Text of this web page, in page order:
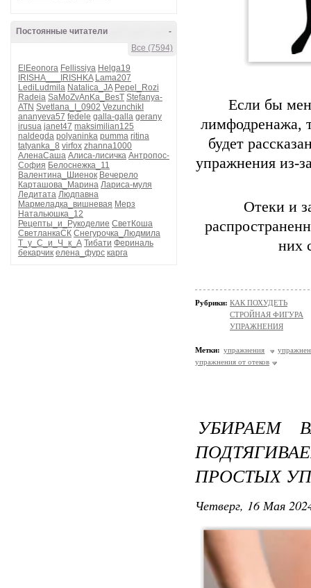
-
Постоянные читатели
Все (7594)
ElEeonora Fellissiya Helga19
IRISHA___IRISHKA Lama207
LediLudmila Natalica_JA Pepel_Rozi
Radeia SaMoZvAnKa_BesT Stefanya-
ATN Svetlana_I_0902 VezunchikI
ananyeva57 fedele galla-galla gerany
irusua janet47 maksimilian125
naldegda polyaninka pumma ritina
tatyanka_8 virfox zhanna1000
АленаСаша Алиса-лисичка Антропос-
София Белоснежка_11
Валентина_Шиенок Вечерело
Карташова_Марина Лариса-муля
Ледитата Людпавна
Мармеладка_вишневая Мерз
Натальюшка_12
Рецепты_и_Рукоделие СветКоша
СветланкаСК Снегурочка_Людмила
Т_у_С_и_Ч_к_А Тибати Фериналь
бекарчик елена_фурс карга
Если бы
лимфодренажа,
будет
упражнения из-
Отеки и
них
Рубрики: КАК ПОХУДЕТЬ
СТРОЙНАЯ ФИГУРА
УПРАЖНЕНИЯ
Метки: упражнения
упражнения от отеков
УБИРАЕМ
ПРОСТЫХ
Четверг, 16 Мая